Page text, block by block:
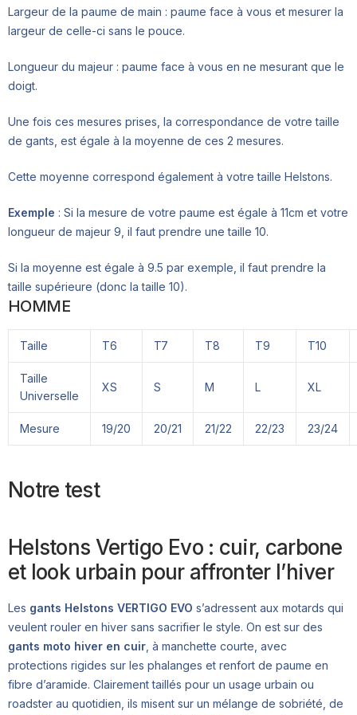
Largeur de la paume de main : paume face à vous et mesurer la
largeur de celle-ci sans le pouce.
Longueur du majeur : paume face à vous en ne mesurant que le
doigt.
Une fois ces mesures prises, la correspondance de votre taille
de gants, est égale à la moyenne de ces 2 mesures.
Cette moyenne correspond également à votre taille Helstons.
Exemple : Si la mesure de votre paume est égale à 11cm et votre
longueur de majeur 9, il faut prendre une taille 10.
Si la moyenne est égale à 9.5 par exemple, il faut prendre la
taille supérieure (donc la taille 10).
HOMME
Taille T6 T7 T8 T9 T10
Taille
Universelle
XS S M L XL
Mesure 19/20 20/21 21/22 22/23 23/24
Notre test
Helstons Vertigo Evo : cuir, carbone
et look urbain pour affronter l’hiver
Les gants Helstons VERTIGO EVO s’adressent aux motards qui
veulent rouler en hiver sans sacrifier le style. On est sur des
gants moto hiver en cuir , à manchette courte, avec
protections rigides sur les phalanges et renfort de paume en
fibre d’aramide. Clairement taillés pour un usage urbain ou
roadster au quotidien, ils misent sur un mélange de sobriété, de